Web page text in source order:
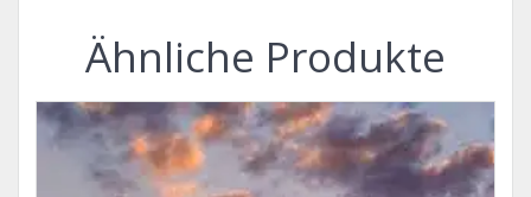
Ähnliche Produkte